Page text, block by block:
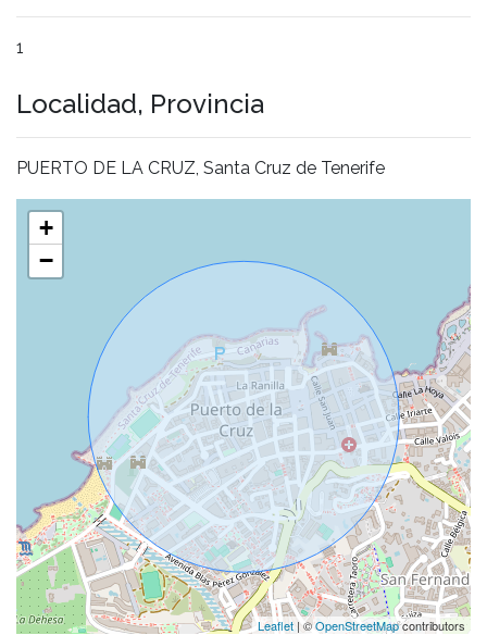
1
Localidad, Provincia
PUERTO DE LA CRUZ, Santa Cruz de Tenerife
+
−
Leaflet | ©OpenStreetMapcontributors